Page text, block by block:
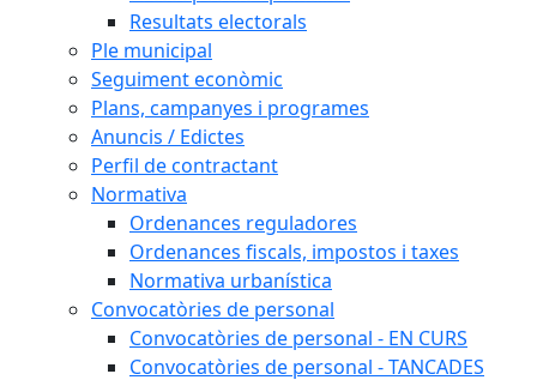
Resultats electorals
Ple municipal
Seguiment econòmic
Plans, campanyes i programes
Anuncis / Edictes
Perfil de contractant
Normativa
Ordenances reguladores
Ordenances fiscals, impostos i taxes
Normativa urbanística
Convocatòries de personal
Convocatòries de personal - EN CURS
Convocatòries de personal - TANCADES